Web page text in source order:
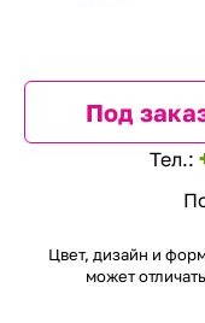
Под
Тел.:
Цвет, дизайн и
может